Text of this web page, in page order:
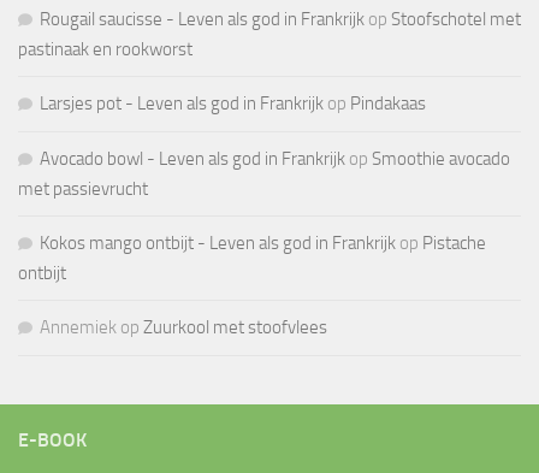
Rougail saucisse - Leven als god in Frankrijk op Stoofschotel met
pastinaak en rookworst
Larsjes pot - Leven als god in Frankrijk op Pindakaas
Avocado bowl - Leven als god in Frankrijk op Smoothie avocado
met passievrucht
Kokos mango ontbijt - Leven als god in Frankrijk op Pistache
ontbijt
Annemiek op Zuurkool met stoofvlees
E-BOOK